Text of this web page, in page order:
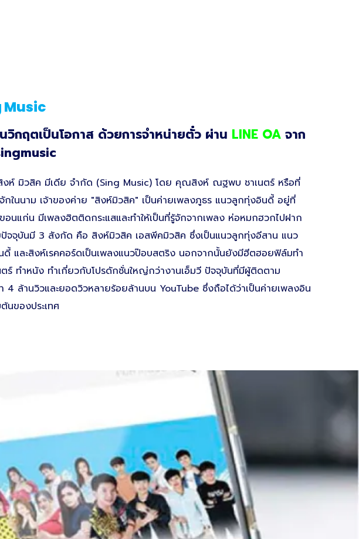
Music
วิกฤตเป็นโอกาส ด้วยการจำหน่ายตั๋ว ผ่าน LINE OA จาก
งห์ มิวสิค มีเดีย จำกัด (Sing Music) โดย คุณสิงห์ ณฐพบ ชาเนตร์ หรือที่
กในนาม เจ้าของค่าย "สิงห์มิวสิค" เป็นค่ายเพลงภูธร แนวลูกทุ่งอินดี้ อยู่ที่
อนแก่น มีเพลงฮิตติดกระแสและทำให้เป็นที่รู้จักจากเพลง ห่อหมกฮวกไปฝาก
จจุบันมี 3 สังกัด คือ สิงห์มิวสิค เอสพีคมิวสิค ซึ่งเป็นแนวลูกทุ่งอีสาน แนว
ดี้ และสิงห์เรคคอร์ดเป็นเพลงแนวป๊อบสตริง นอกจากนั้นยังมีฮีตฮอยฟิล์มทำ
ร์ ทำหนัง ทำเกี่ยวกับโปรดักชั่นใหญ่กว่างานเอ็มวี ปัจจุบันที่มีผู้ติดตาม
4 ล้านวิวและยอดวิวหลายร้อยล้านบน YouTube ซึ่งถือได้ว่าเป็นค่ายเพลงอิน
นของประเทศ